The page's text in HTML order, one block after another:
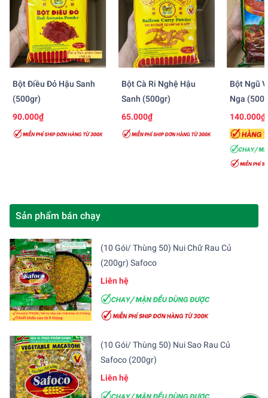
Bột Điều Đỏ Hậu Sanh
(500gr)
90.000₫
Bột Cà Ri Nghệ Hậu
Sanh (500gr)
65.000₫
Bột Ngũ
Nga
140.000₫
Sản phẩm bán chạy
(10 Gói/ Thùng 50) Nui Chữ Rau Củ
(200gr) Safoco
Liên hệ
(10 Gói/ Thùng 50) Nui Sao Rau Củ
Safoco (200gr)
Liên hệ